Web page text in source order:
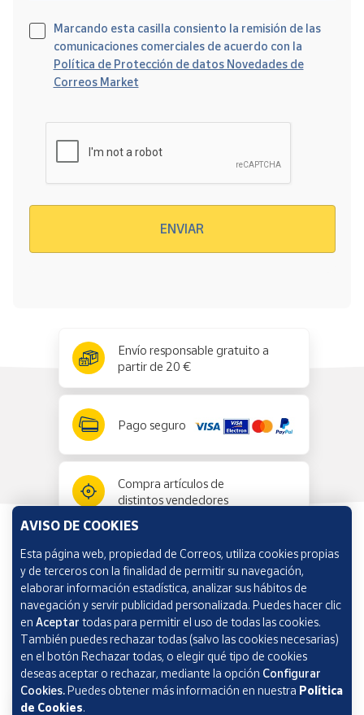
Marcando esta casilla consiento la remisión de las
comunicaciones comerciales de acuerdo con la
Política de Protección de datos Novedades de
Correos Market
ENVIAR
Envío responsable gratuito a
partir de 20 €
Pago seguro
Compra artículos de
distintos vendedores
Información y ayuda
Correos Market
AVISO DE COOKIES
Esta página web, propiedad de Correos, utiliza cookies propias
y de terceros con la finalidad de permitir su navegación,
elaborar información estadística, analizar sus hábitos de
navegación y servir publicidad personalizada. Puedes hacer clic
en Aceptar todas para permitir el uso de todas las cookies.
También puedes rechazar todas (salvo las cookies necesarias)
en el botón Rechazar todas, o elegir qué tipo de cookies
deseas aceptar o rechazar, mediante la opción Configurar
Cookies.Puedes obtener más información en nuestra Política
de Cookies.